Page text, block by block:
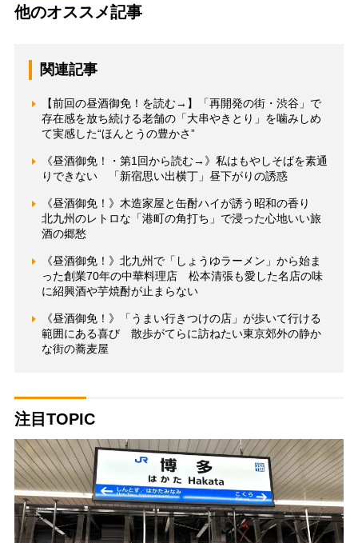
他のオススメ記事
関連記事
【前回の昼酒御免！を読む→】「再開発の街・渋谷」で
存在感を放ち続ける老舗の「大串やきとり」を噛みしめ
て実感した“ほんとうの豊かさ”
《昼酒御免！・第1回から読む→》私はもやしそばを素通
りできない 「新宿思い出横丁」昼下がりの誘惑
《昼酒御免！》木造家屋と缶酎ハイが誘う昭和の香り
北九州のレトロな「港町の角打ち」で浸った心地いい旅
酒の郷愁
《昼酒御免！》北九州で「しょうゆラーメン」から始ま
った創業70年の中華料理店 松本清張も愛した名店の味
に紹興酒や芋焼酎が止まらない
《昼酒御免！》「うまい行きつけの店」が歩いて行ける
範囲にある喜び 散歩がてらに訪ねたい東京郊外の静か
な街の蕎麦屋
注目TOPIC